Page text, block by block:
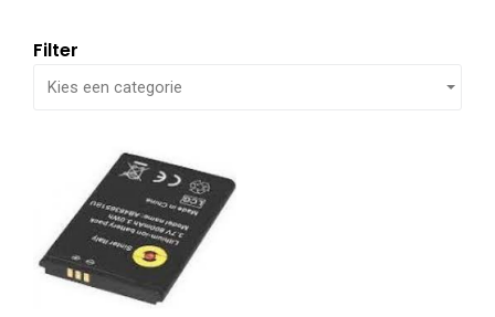
Filter
Kies een categorie
Oorspronkelijke
prijs
was:
€ 35,00.
prijs
is:
€ 28,50.